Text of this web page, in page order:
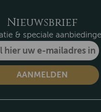
Nieuwsbrief
& speciale